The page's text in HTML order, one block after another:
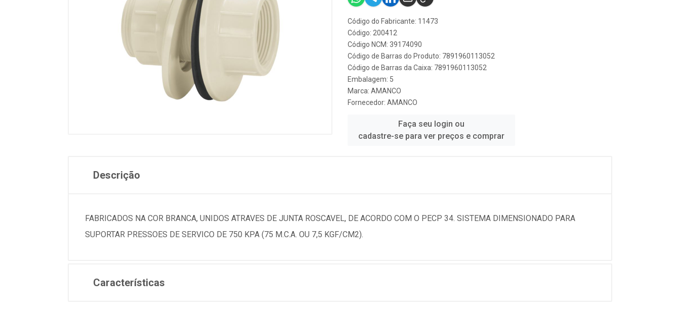
Código do Fabricante: 11473
Código: 200412
Código NCM: 39174090
Código de Barras do Produto: 7891960113052
Código de Barras da Caixa: 7891960113052
Embalagem: 5
Marca: AMANCO
Fornecedor: AMANCO
Faça seu login ou
cadastre-se para ver preços e comprar
Descrição
FABRICADOS NA COR BRANCA, UNIDOS ATRAVES DE JUNTA ROSCAVEL, DE ACORDO COM O PECP 34. SISTEMA DIMENSIONADO PARA
SUPORTAR PRESSOES DE SERVICO DE 750 KPA (75 M.C.A. OU 7,5 KGF/CM2).
Características